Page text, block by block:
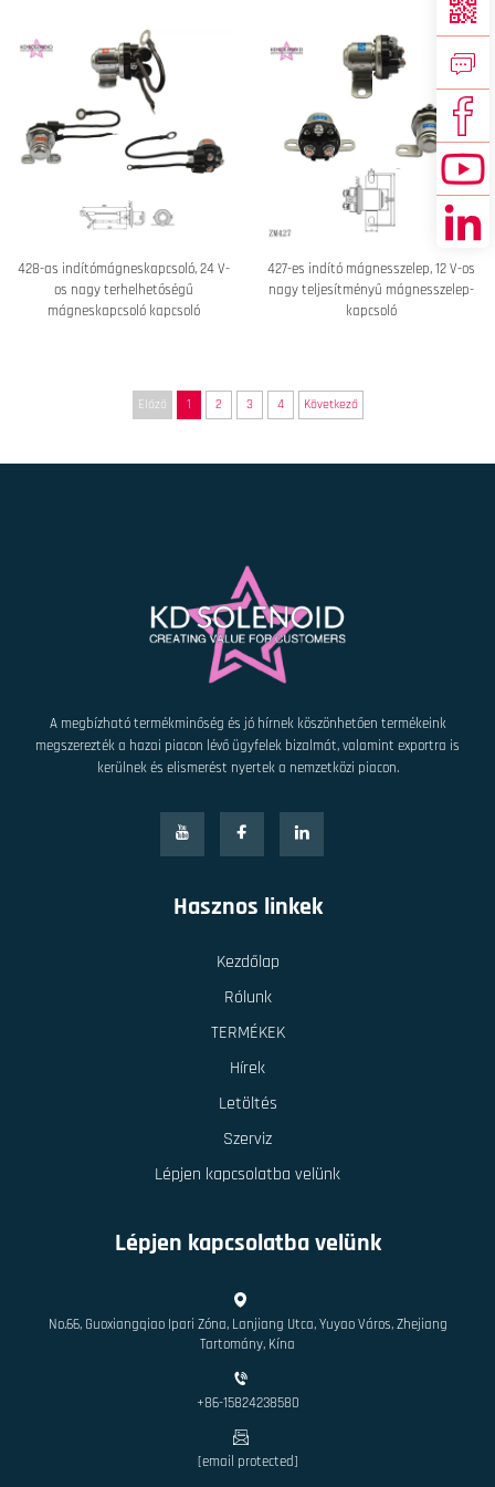
428-as indítómágneskapcsoló, 24 V-
os nagy terhelhetőségű
mágneskapcsoló kapcsoló
427-es indító mágnesszelep, 12 V-os
nagy teljesítményű mágnesszelep-
kapcsoló
Előző 1 2 3 4 Következő
A megbízható termékminőség és jó hírnek köszönhetően termékeink
megszerezték a hazai piacon lévő ügyfelek bizalmát, valamint exportra is
kerülnek és elismerést nyertek a nemzetközi piacon.
Hasznos linkek
Kezdőlap
Rólunk
TERMÉKEK
Hírek
Letöltés
Szerviz
Lépjen kapcsolatba velünk
Lépjen kapcsolatba velünk
No.66, Guoxiangqiao Ipari Zóna, Lanjiang Utca, Yuyao Város, Zhejiang
Tartomány, Kína
+86-15824238580
[email protected]